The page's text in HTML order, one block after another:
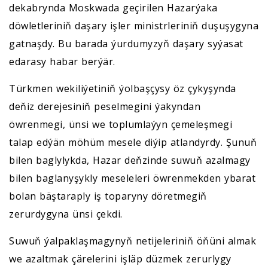
dekabrynda Moskwada geçirilen Hazarýaka
döwletleriniň daşary işler ministrleriniň duşuşygyna
gatnaşdy. Bu barada ýurdumyzyň daşary syýasat
edarasy habar berýär.
Türkmen wekiliýetiniň ýolbaşçysy öz çykyşynda
deňiz derejesiniň peselmegini ýakyndan
öwrenmegi, ünsi we toplumlaýyn çemeleşmegi
talap edýän möhüm mesele diýip atlandyrdy. Şunuň
bilen baglylykda, Hazar deňzinde suwuň azalmagy
bilen baglanyşykly meseleleri öwrenmekden ybarat
bolan bäştaraply iş toparyny döretmegiň
zerurdygyna ünsi çekdi.
Suwuň ýalpaklaşmagynyň netijeleriniň öňüni almak
we azaltmak çärelerini işläp düzmek zerurlygy